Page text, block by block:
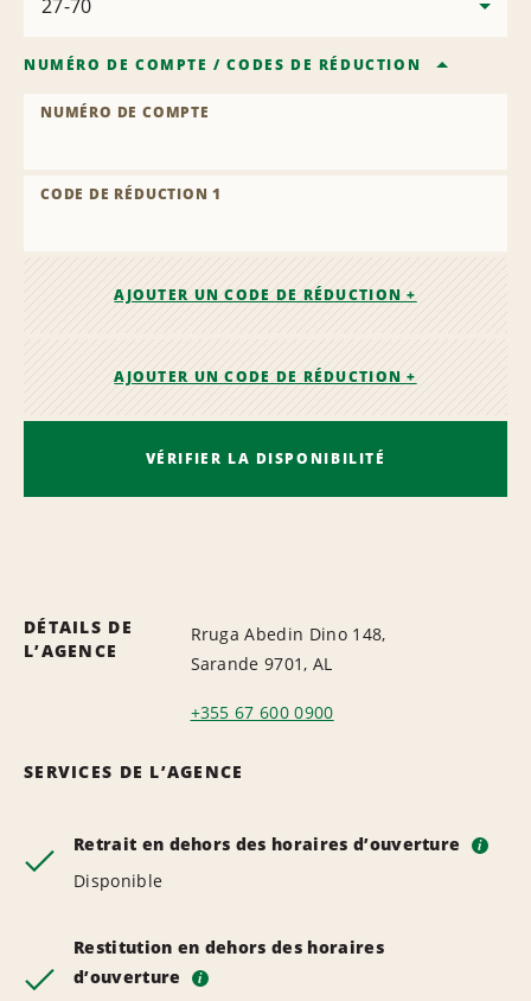
NUMÉRO DE COMPTE /CODES DE RÉDUCTION
NUMÉRO DE COMPTE
CODE DE RÉDUCTION 1
AJOUTER UN CODE DE RÉDUCTION +
AJOUTER UN CODE DE RÉDUCTION +
VÉRIFIER LA DISPONIBILITÉ
DÉTAILS DE
L’AGENCE
Rruga Abedin Dino 148,
Sarande 9701, AL
+355 67 600 0900
SERVICES DE L’AGENCE
Retrait en dehors des horaires d’ouverture i
Disponible
Restitution en dehors des horaires
d’ouverture
i